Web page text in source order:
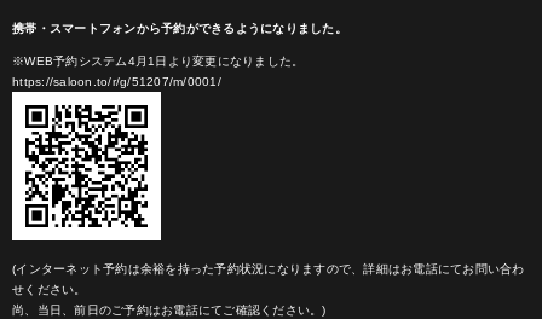
携帯・スマートフォンから予約ができるようになりました。
※WEB予約システム4月1日より変更になりました。
https://saloon.to/r/g/51207/m/0001/
(インターネット予約は余裕を持った予約状況になりますので、詳細はお電話にてお問い合わ
せください。
尚、当日、前日のご予約はお電話にてご確認ください。)